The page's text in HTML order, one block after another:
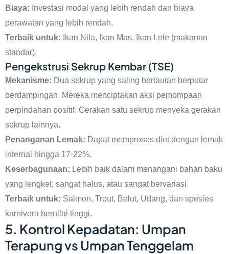
Biaya: Investasi modal yang lebih rendah dan biaya
perawatan yang lebih rendah.
Terbaik untuk: Ikan Nila, Ikan Mas, Ikan Lele (makanan
standar).
Pengekstrusi Sekrup Kembar (TSE)
Mekanisme: Dua sekrup yang saling bertautan berputar
berdampingan. Mereka menciptakan aksi pemompaan
perpindahan positif. Gerakan satu sekrup menyeka gerakan
sekrup lainnya.
Penanganan Lemak: Dapat memproses diet dengan lemak
internal hingga 17-22%.
Keserbagunaan: Lebih baik dalam menangani bahan baku
yang lengket, sangat halus, atau sangat bervariasi.
Terbaik untuk: Salmon, Trout, Belut, Udang, dan spesies
karnivora bernilai tinggi.
5. Kontrol Kepadatan: Umpan
Terapung vs Umpan Tenggelam